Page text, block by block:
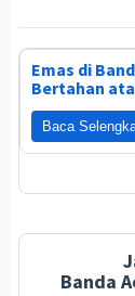
Emas di
Bertahan
Baca
Banda